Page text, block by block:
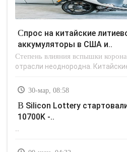
Спрос на китайские литиево-ионные
аккумуляторы в США и..
Степень влияния вспышки
отрасли неоднородна.
30-мар, 08:58
В Silicon Lottery стартовали продажи Core i7-
10700K -..
..